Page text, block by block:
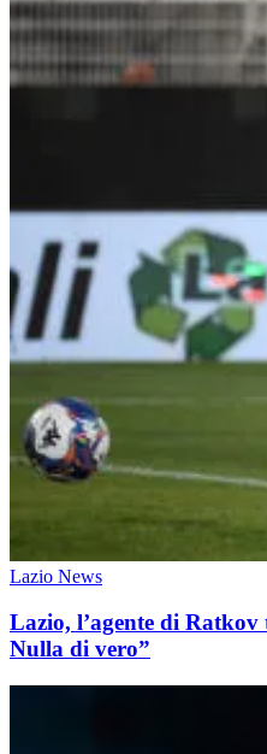
Lazio News
Lazio, l’agente di
Nulla di vero”